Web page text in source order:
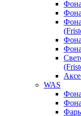
WAS